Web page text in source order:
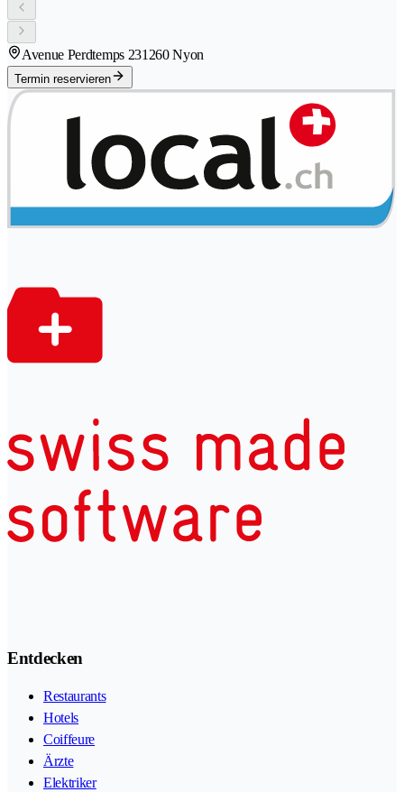
Avenue Perdtemps 231260 Nyon
Termin reservieren
Entdecken
Restaurants
Hotels
Coiffeure
Ärzte
Elektriker